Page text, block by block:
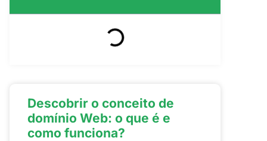
Descobrir o conceito de
domínio Web: o que é e
como funciona?